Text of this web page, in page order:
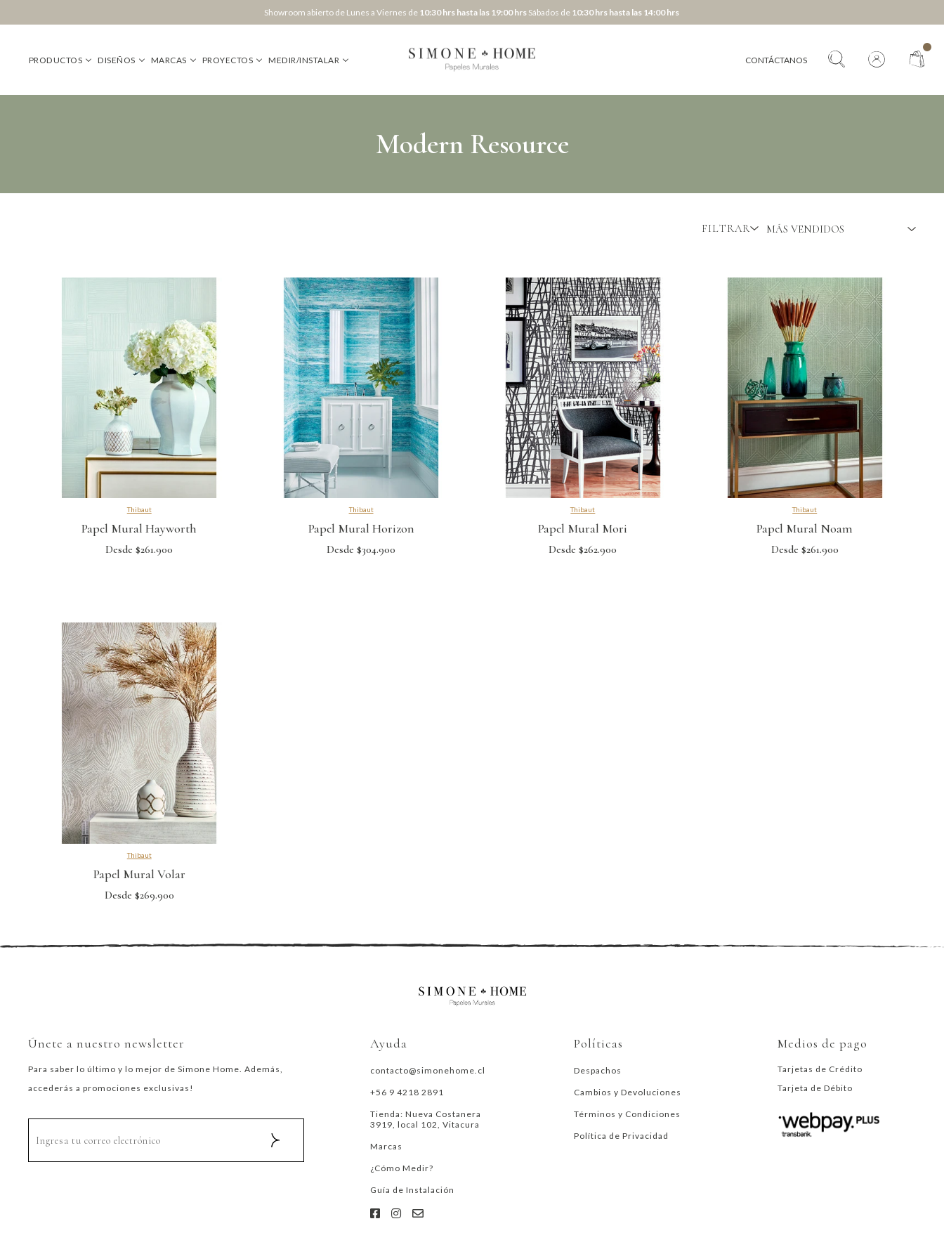
Showroom abierto de Lunes a Viernes de 10:30 hrs hasta las 19:00 hrs Sábados de 10:30 hrs hasta las 14:00 hrs
PRODUCTOS DISEÑOS MARCAS PROYECTOS MEDIR/INSTALAR CONTÁCTANOS
Modern Resource
FILTRAR
Thibaut
Papel Mural Hayworth
Desde $261.900
Thibaut
Papel Mural Horizon
Desde $304.900
Thibaut
Papel Mural Mori
Desde $262.900
Thibaut
Papel Mural Noam
Desde $261.900
Thibaut
Papel Mural Volar
Desde $269.900
Únete a nuestro newsletter
Para saber lo último y lo mejor de Simone Home. Además,
accederás a promociones exclusivas!
Ayuda
contacto@simonehome.cl
+56 9 4218 2891
Tienda: Nueva Costanera
3919, local 102, Vitacura
Marcas
¿Cómo Medir?
Guía de Instalación
Políticas
Despachos
Cambios y Devoluciones
Términos y Condiciones
Política de Privacidad
Medios de pago
Tarjetas de Crédito
Tarjeta de Débito